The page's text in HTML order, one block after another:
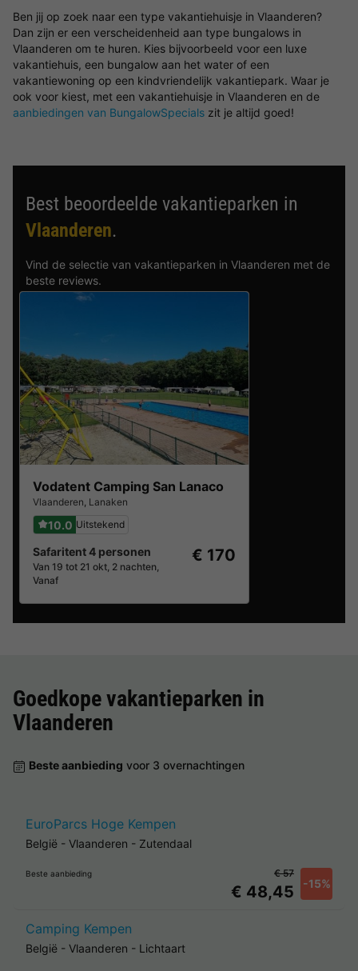
Ben jij op zoek naar een type vakantiehuisje in Vlaanderen?
Dan zijn er een verscheidenheid aan type bungalows in
Vlaanderen om te huren. Kies bijvoorbeeld voor een luxe
vakantiehuis, een bungalow aan het water of een
vakantiewoning op een kindvriendelijk vakantiepark. Waar je
ook voor kiest, met een vakantiehuisje in Vlaanderen en de
aanbiedingen van BungalowSpecials zit je altijd goed!
Best beoordeelde vakantieparken in
Vlaanderen.
Vind de selectie van vakantieparken in Vlaanderen met de
beste reviews.
Vodatent Camping San Lanaco
Vlaanderen, Lanaken
10.0 Uitstekend
Safaritent 4 personen
Van 19 tot 21 okt, 2 nachten,
Vanaf
€ 170
Goedkope vakantieparken in
Vlaanderen
Beste aanbieding voor 3 overnachtingen
EuroParcs Hoge Kempen
België - Vlaanderen - Zutendaal
Beste aanbieding
€ 48,45 -15%
€ 57
Camping Kempen
België - Vlaanderen - Lichtaart